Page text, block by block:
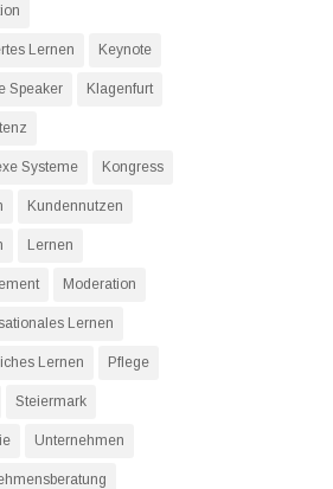
Lernen Keynote
Speaker Klagenfurt
Systeme Kongress
Kundennutzen
Lernen
Moderation
Lernen
Lernen Pflege
Steiermark
Unternehmen